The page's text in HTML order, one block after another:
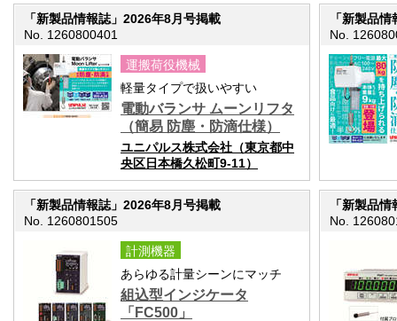
「新製品情報誌」2026年8月号掲載
No. 1260800401
運搬荷役機械
軽量タイプで扱いやすい
電動バランサ ムーンリフタ
（簡易 防塵・防滴仕様）
ユニパルス株式会社（東京都中
央区日本橋久松町9-11）
「新製品
No.
「新製品情報誌」2026年8月号掲載
No. 1260801505
計測機器
あらゆる計量シーンにマッチ
組込型インジケータ
「FC500」
「新製品
No.